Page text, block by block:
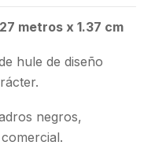
metros x 1.37 cm
hule de diseño
negros,